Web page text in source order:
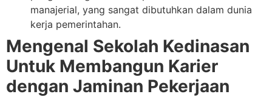
manajerial, yang sangat dibutuhkan dalam dunia
kerja pemerintahan.
Mengenal Sekolah Kedinasan
Untuk Membangun Karier
dengan Jaminan Pekerjaan